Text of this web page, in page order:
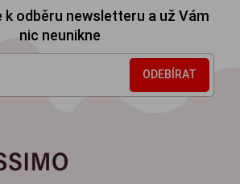
k odběru newsletteru a už Vám
nic neunikne
ODEBÍRAT